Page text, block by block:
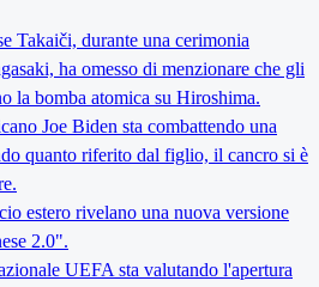
Takaiči, durante una cerimonia
ha omesso di menzionare che gli
la bomba atomica su Hiroshima.
Joe Biden sta combattendo una
quanto riferito dal figlio, il cancro si è
estero rivelano una nuova versione
2.0".
UEFA sta valutando l'apertura